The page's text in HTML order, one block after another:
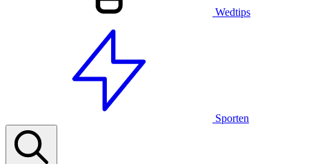
Wedtips
Sporten